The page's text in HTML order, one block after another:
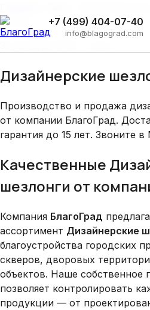
+7 (499) 404-07-40
info@blagograd.com
Кейсы
Дизайнерские
Производство и продажа
от компании БлагоГрад.
гарантия до 15 лет. Звоните
Качественные
шезлонги от
Компания БлагоГрад
ассортимент Дизайнерские
благоустройства городских
скверов, дворовых
объектов. Наше собственное
позволяет контролировать
продукции — от